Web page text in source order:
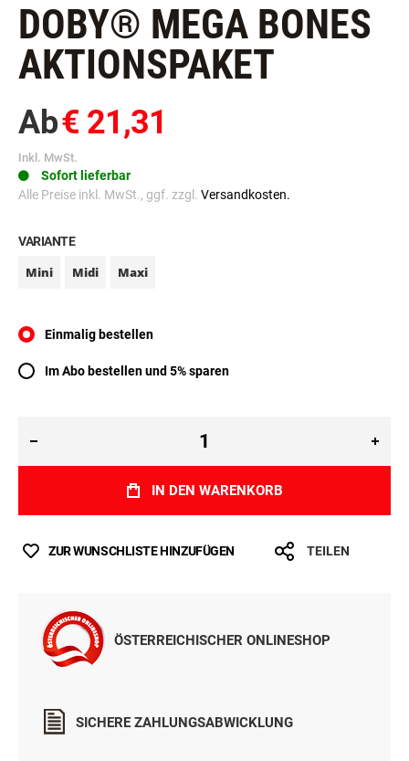
DOBY® MEGA BONES
AKTIONSPAKET
Ab€ 21,31
Inkl. MwSt.
Sofort lieferbar
Alle Preise inkl. MwSt., ggf. zzgl. Versandkosten.
VARIANTE
Mini Midi Maxi
Einmalig bestellen
Im Abo bestellen und 5% sparen
IN DEN WARENKORB
ZUR WUNSCHLISTE HINZUFÜGEN TEILEN
ÖSTERREICHISCHER ONLINESHOP
SICHERE ZAHLUNGSABWICKLUNG